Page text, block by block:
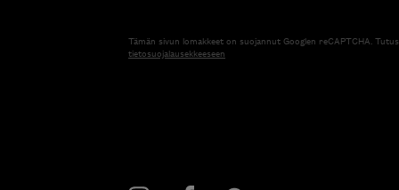
Tämän sivun lomakkeet on suojannut Googlen reCAPTCHA.
tietosuojalausekkeeseen